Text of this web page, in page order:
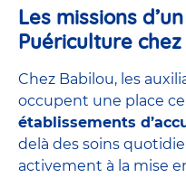
Les missions
Puériculture
Chez Babilou, les
occupent une place
établissements
delà des soins
activement à la mise